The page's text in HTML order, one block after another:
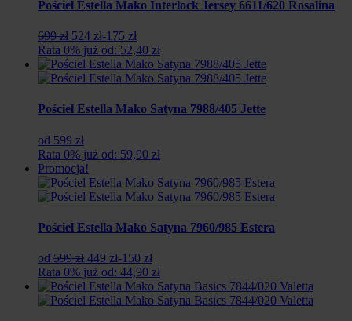
Pościel Estella Mako Interlock Jersey 6611/620 Rosalina
699 zł Pierwotna
cena
wynosiła:
699
524 złAktualna
cena
wynosi:
524
-175 zł
Rata 0% już od: 52,40 zł
Pościel Estella Mako Satyna 7988/405 Jette
od 599 zł
Rata 0% już od: 59,90 zł
Promocja!
Pościel Estella Mako Satyna 7960/985 Estera
od 599 zł Pierwotna
cena
wynosiła:
599
449 złAktualna
cena
wynosi:
449
-150 zł
Rata 0% już od: 44,90 zł